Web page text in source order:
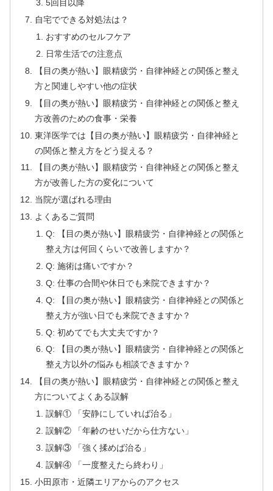
5回目以降
自宅でできる対処法は？
おすすめのセルフケア
日常生活での注意点
【目の奥が熱い】眼精疲労・自律神経との関係と整え
方と関連しやすい他の症状
【目の奥が熱い】眼精疲労・自律神経との関係と整え
方改善のための食事・栄養
東洋医学では【目の奥が熱い】眼精疲労・自律神経と
の関係と整え方をどう捉える？
【目の奥が熱い】眼精疲労・自律神経との関係と整え
方が改善した方の変化について
当院が選ばれる理由
よくあるご質問
Q: 【目の奥が熱い】眼精疲労・自律神経との関係と
整え方は何回くらいで改善しますか？
Q: 施術は痛いですか？
Q: 仕事の合間や休日でも来院できますか？
Q: 【目の奥が熱い】眼精疲労・自律神経との関係と
整え方が強い日でも来院できますか？
Q: 初めてでも大丈夫ですか？
Q: 【目の奥が熱い】眼精疲労・自律神経との関係と
整え方以外の悩みも相談できますか？
【目の奥が熱い】眼精疲労・自律神経との関係と整え
方についてよくある誤解
誤解① 「安静にしていれば治る」
誤解② 「年齢のせいだから仕方ない」
誤解③ 「強く揉めば治る」
誤解④ 「一度整えたら終わり」
小田原市・近隣エリアからのアクセス